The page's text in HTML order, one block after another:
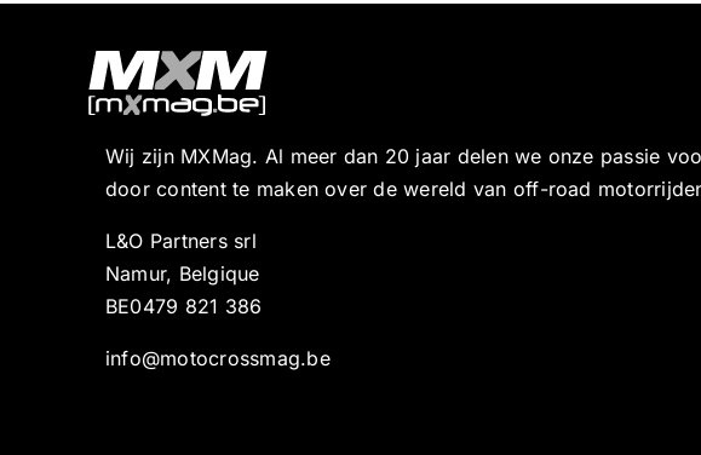
Wij zijn MXMag. Al meer dan 20 jaar delen we onze passie
door content te maken over de wereld van off-road
L&O Partners srl
Namur, Belgique
BE0479 821 386
info@motocrossmag.be